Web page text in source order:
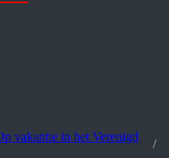
vakantie in het Verenigd